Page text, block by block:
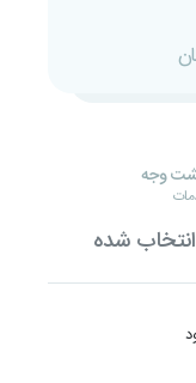
شده
وجه